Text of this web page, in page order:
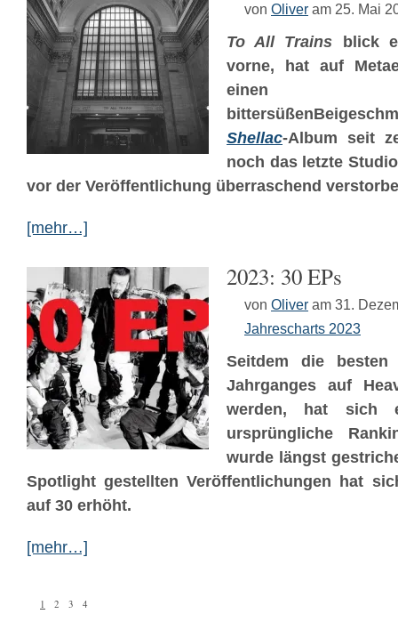
von Oliver am 25. Mai
To All Trains blick
vorne, hat auf
einen
Shellac-Album seit
noch das letzte
vor der Veröffentlichung überraschend
[mehr…]
2023: 30 EPs
von Oliver am 31.
Jahrescharts 2023
Seitdem die
Jahrganges auf
werden, hat sich
ursprüngliche
wurde längst
Spotlight gestellten Veröffentlichungen hat
auf 30 erhöht.
[mehr…]
1 2 3 4